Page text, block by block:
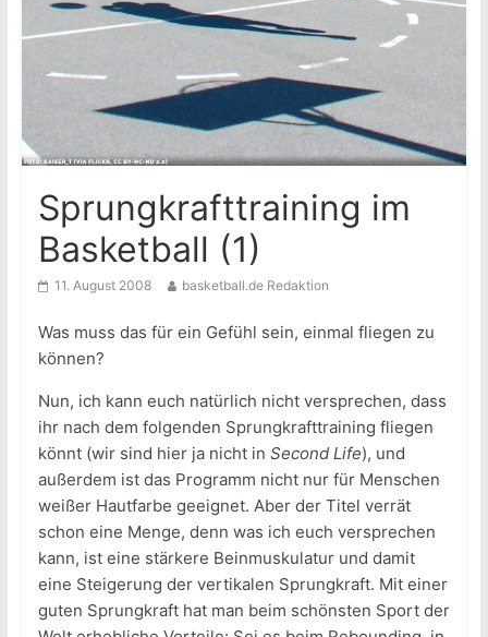
Sprungkrafttraining im
Basketball (1)
11. August 2008 basketball.de Redaktion
Was muss das für ein Gefühl sein, einmal fliegen zu
können?
Nun, ich kann euch natürlich nicht versprechen, dass
ihr nach dem folgenden Sprungkrafttraining fliegen
könnt (wir sind hier ja nicht in Second Life), und
außerdem ist das Programm nicht nur für Menschen
weißer Hautfarbe geeignet. Aber der Titel verrät
schon eine Menge, denn was ich euch versprechen
kann, ist eine stärkere Beinmuskulatur und damit
eine Steigerung der vertikalen Sprungkraft. Mit einer
guten Sprungkraft hat man beim schönsten Sport der